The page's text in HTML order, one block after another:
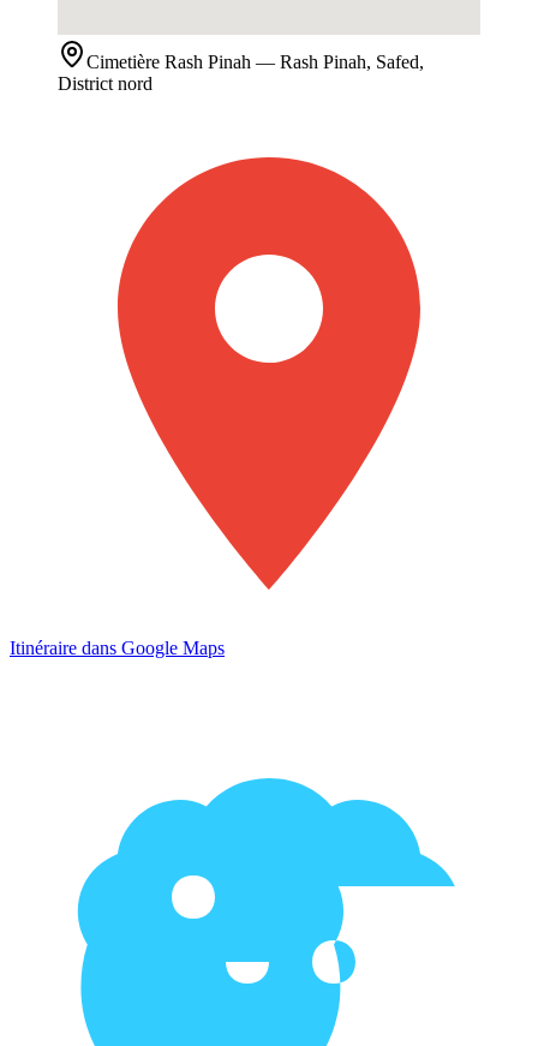
Cimetière Rash Pinah — Rash Pinah, Safed,
District nord
Itinéraire dans Google Maps